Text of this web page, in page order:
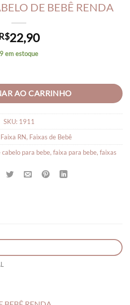
DE BEBÊ RENDA
22,90
9 em estoque
RENDA quantidade
AO CARRINHO
SKU: 1911
Faixa RN, Faixas de Bebê
cabelo para bebe, faixa para bebe, faixas